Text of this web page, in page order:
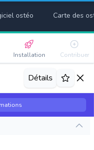
ostéo Carte des
Installation Contribuer
Détails